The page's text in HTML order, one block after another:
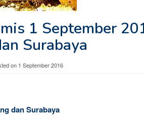
1 September
Surabaya
on 1 September 2016
dan Surabaya